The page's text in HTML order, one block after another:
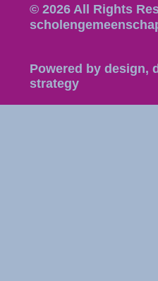
© 2026 All Rights
Powered by design,
strategy